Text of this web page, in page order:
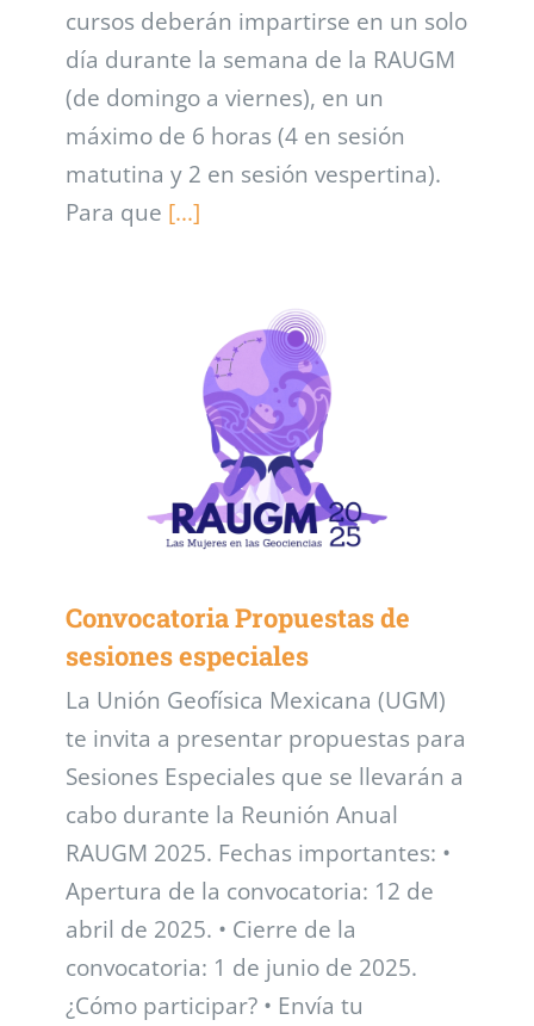
cursos deberán impartirse en un solo
día durante la semana de la RAUGM
(de domingo a viernes), en un
máximo de 6 horas (4 en sesión
matutina y 2 en sesión vespertina).
Para que [...]
Convocatoria Propuestas de
sesiones especiales
La Unión Geofísica Mexicana (UGM)
te invita a presentar propuestas para
Sesiones Especiales que se llevarán a
cabo durante la Reunión Anual
RAUGM 2025. Fechas importantes: •
Apertura de la convocatoria: 12 de
abril de 2025. • Cierre de la
convocatoria: 1 de junio de 2025.
¿Cómo participar? • Envía tu